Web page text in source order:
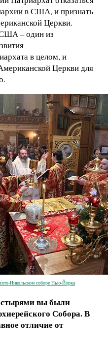
в США, и признать
Церкви.
США – один из
в целом, и
Церкви для
Никольском соборе Нью-Йорка
вы были
Собора. В
отличие от